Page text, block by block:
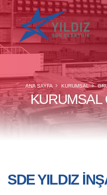
KURUMSAL
ANA SAYFA KURUMSAL
SDE YILDIZ